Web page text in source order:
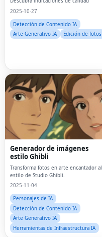
2025-10-27
Detección de Contenido IA
Arte Generativo IA
Edición de fotos
Generador de imágenes
estilo Ghibli
Transforma fotos en arte encantador al
estilo de Studio Ghibli.
2025-11-04
Personajes de IA
Detección de Contenido IA
Arte Generativo IA
Herramientas de Infraestructura IA